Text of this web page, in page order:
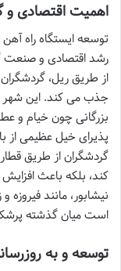
اهمیت اقتصادی و
توسعه ایستگاه راه
رشد اقتصادی و
از طریق ریل، گردشگران
جذب می کند. این شهر
بزرگانی چون خیام و
پذیرای خیل عظیمی از
گردشگران از طریق
کند، بلکه باعث
نیشابور، مانند
است میان گذشته
توسعه و به